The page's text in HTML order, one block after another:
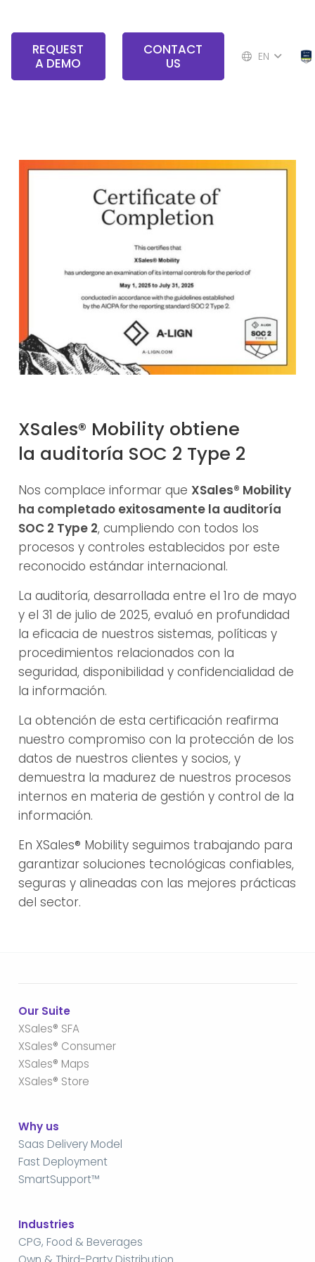
REQUEST
A DEMO
CONTACT
US
EN
XSales® Mobility obtiene
la auditoría SOC 2 Type 2
Nos complace informar que XSales® Mobility
ha completado exitosamente la auditoría
SOC 2 Type 2, cumpliendo con todos los
procesos y controles establecidos por este
reconocido estándar internacional.
La auditoría, desarrollada entre el 1ro de mayo
y el 31 de julio de 2025, evaluó en profundidad
la eficacia de nuestros sistemas, políticas y
procedimientos relacionados con la
seguridad, disponibilidad y confidencialidad de
la información.
La obtención de esta certificación reafirma
nuestro compromiso con la protección de los
datos de nuestros clientes y socios, y
demuestra la madurez de nuestros procesos
internos en materia de gestión y control de la
información.
En XSales® Mobility seguimos trabajando para
garantizar soluciones tecnológicas confiables,
seguras y alineadas con las mejores prácticas
del sector.
Our Suite
XSales® SFA
XSales® Consumer
XSales® Maps
XSales® Store
Why us
Saas Delivery Model
Fast Deployment
SmartSupport™
Industries
CPG, Food & Beverages